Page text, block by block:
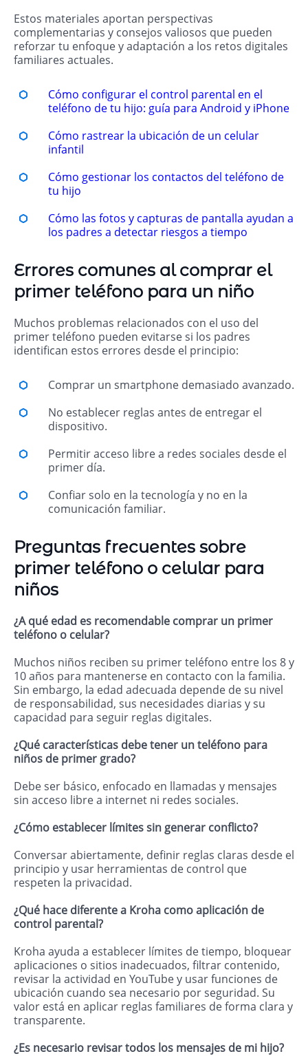
Estos materiales aportan perspectivas
complementarias y consejos valiosos que pueden
reforzar tu enfoque y adaptación a los retos digitales
familiares actuales.
Cómo configurar el control parental en el
teléfono de tu hijo: guía para Android y iPhone
Cómo rastrear la ubicación de un celular
infantil
Cómo gestionar los contactos del teléfono de
tu hijo
Cómo las fotos y capturas de pantalla ayudan a
los padres a detectar riesgos a tiempo
Errores comunes al comprar el
primer teléfono para un niño
Muchos problemas relacionados con el uso del
primer teléfono pueden evitarse si los padres
identifican estos errores desde el principio:
Comprar un smartphone demasiado avanzado.
No establecer reglas antes de entregar el
dispositivo.
Permitir acceso libre a redes sociales desde el
primer día.
Confiar solo en la tecnología y no en la
comunicación familiar.
Preguntas frecuentes sobre
primer teléfono o celular para
niños
¿A qué edad es recomendable comprar un primer
teléfono o celular?
Muchos niños reciben su primer teléfono entre los 8 y
10 años para mantenerse en contacto con la familia.
Sin embargo, la edad adecuada depende de su nivel
de responsabilidad, sus necesidades diarias y su
capacidad para seguir reglas digitales.
¿Qué características debe tener un teléfono para
niños de primer grado?
Debe ser básico, enfocado en llamadas y mensajes
sin acceso libre a internet ni redes sociales.
¿Cómo establecer límites sin generar conflicto?
Conversar abiertamente, definir reglas claras desde el
principio y usar herramientas de control que
respeten la privacidad.
¿Qué hace diferente a Kroha como aplicación de
control parental?
Kroha ayuda a establecer límites de tiempo, bloquear
aplicaciones o sitios inadecuados, filtrar contenido,
revisar la actividad en YouTube y usar funciones de
ubicación cuando sea necesario por seguridad. Su
valor está en aplicar reglas familiares de forma clara y
transparente.
¿Es necesario revisar todos los mensajes de mi hijo?